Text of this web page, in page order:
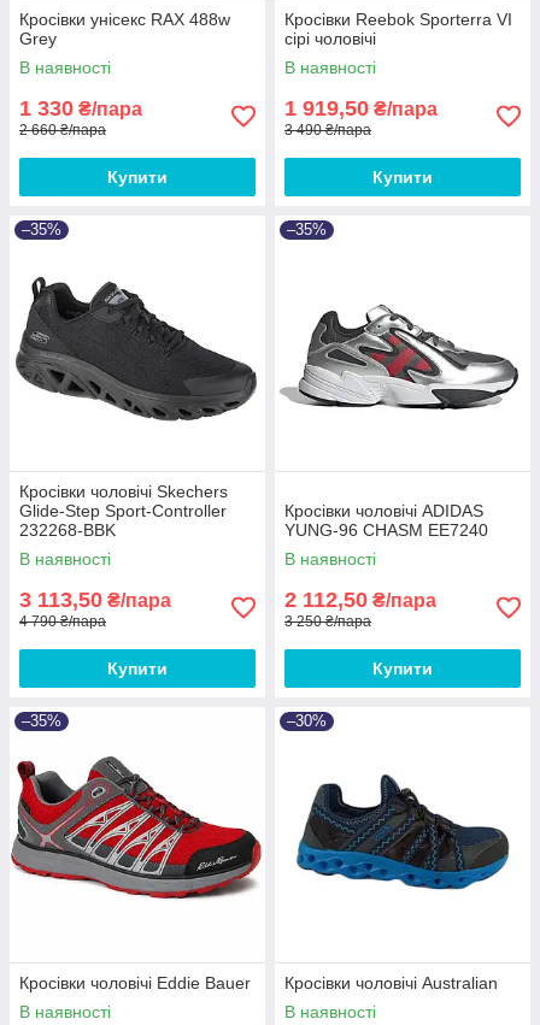
Кросівки унісекс RAX 488w
Grey
В наявності
1 330 ₴/пара
2 660 ₴/пара
Купити
Кросівки Reebok Sporterra VI
сірі чоловічі
В наявності
1 919,50 ₴/пара
3 490 ₴/пара
Купити
–35%
Кросівки чоловічі Skechers
Glide-Step Sport-Controller
232268-BBK
В наявності
3 113,50 ₴/пара
4 790 ₴/пара
Купити
–35%
Кросівки чоловічі ADIDAS
YUNG-96 CHASM EE7240
В наявності
2 112,50 ₴/пара
3 250 ₴/пара
Купити
–35%
Кросівки чоловічі Eddie Bauer
В наявності
–30%
Кросівки чоловічі Australian
В наявності